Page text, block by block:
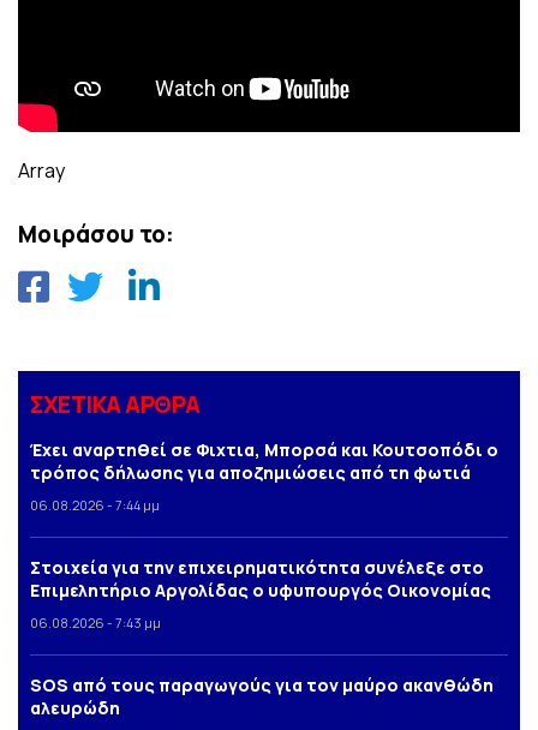
Array
Μοιράσου το:
ΣΧΕΤΙΚΑ ΑΡΘΡΑ
Έχει αναρτηθεί σε Φιχτια, Μπορσά και Κουτσοπόδι ο
τρόπος δήλωσης για αποζημιώσεις από τη φωτιά
06.08.2026 - 7:44 μμ
Στοιχεία για την επιχειρηματικότητα συνέλεξε στο
Επιμελητήριο Αργολίδας ο υφυπουργός Οικονομίας
06.08.2026 - 7:43 μμ
SOS από τους παραγωγούς για τον μαύρο ακανθώδη
αλευρώδη